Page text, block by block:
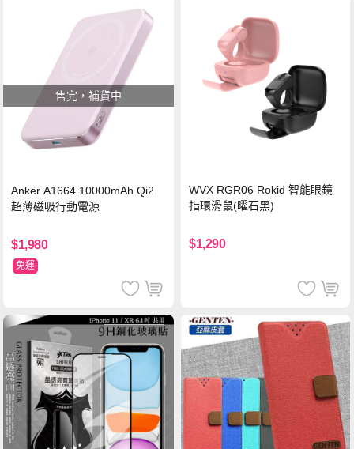
售完，補貨中
Anker A1664 10000mAh Qi2
超薄磁吸行動電源
$1,980
免運
WVX RGR06 Rokid 智能眼鏡
指環滑鼠(曜石黑)
$1,290